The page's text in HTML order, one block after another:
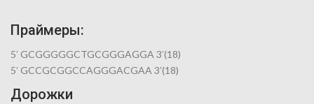
Праймеры:
5′ GCGGGGGCTGCGGGAGGA 3′(18)
5′ GCCGCGGCCAGGGACGAA 3′(18)
Дорожки